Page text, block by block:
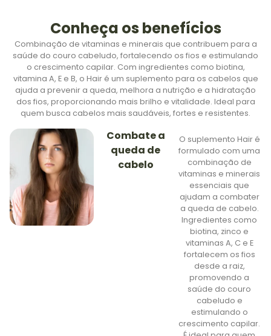
Conheça os benefícios
Combinação de vitaminas e minerais que contribuem para a
saúde do couro cabeludo, fortalecendo os fios e estimulando
o crescimento capilar. Com ingredientes como biotina,
vitamina A, E e B, o Hair é um suplemento para os cabelos que
ajuda a prevenir a queda, melhora a nutrição e a hidratação
dos fios, proporcionando mais brilho e vitalidade. Ideal para
quem busca cabelos mais saudáveis, fortes e resistentes.
Combate a
queda de
cabelo
O suplemento Hair é
formulado com uma
combinação de
vitaminas e minerais
essenciais que
ajudam a combater
a queda de cabelo.
Ingredientes como
biotina, zinco e
vitaminas A, C e E
fortalecem os fios
desde a raiz,
promovendo a
saúde do couro
cabeludo e
estimulando o
crescimento capilar.